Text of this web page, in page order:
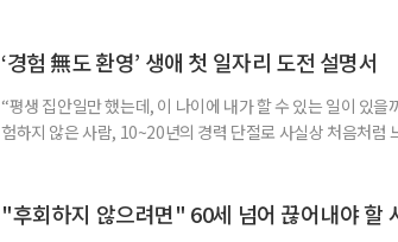
기 때문이다. 지난 3일 발표된 세제개편안이 국회 통과 후 그
‘경험 無도 환영’ 생애 첫 일자리 도전 설명서
“평생 집안일만 했는데, 이 나이에 내가 할 수 있는 일이 있
험하지 않은 사람, 10~20년의 경력 단절로 사실상 처음처럼
경험이 풍부한 고령자는 중요한 국가 자원이다. 박경하 한국
"후회하지 않으려면" 60세 넘어 끊어내야 할